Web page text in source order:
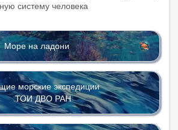
систему человека
Море на ладони
морские экспедиции
ТОИ ДВО РАН